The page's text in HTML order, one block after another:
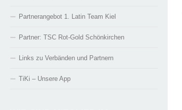
Partnerangebot 1. Latin Team Kiel
Partner: TSC Rot-Gold Schönkirchen
Links zu Verbänden und Partnern
TiKi – Unsere App